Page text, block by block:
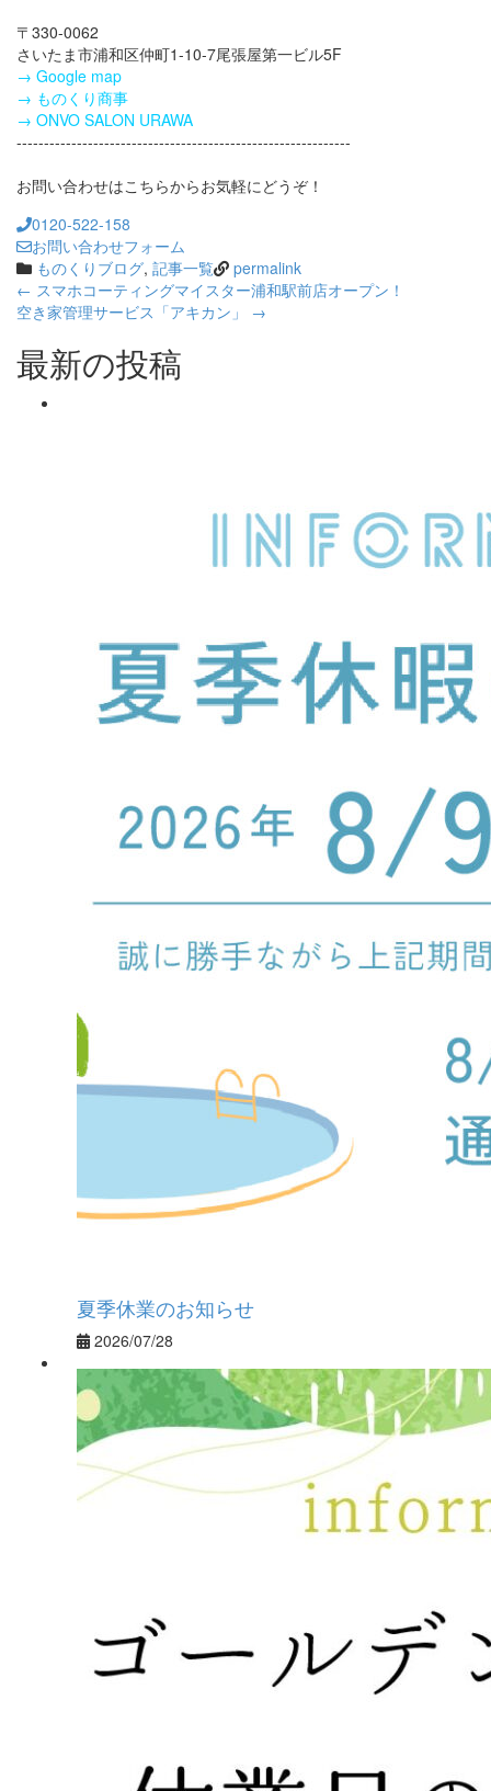
〒330-0062
さいたま市浦和区仲町1-10-7尾張屋第一ビル5F
→ Google map
→ ものくり商事
→ ONVO SALON URAWA
-------------------------------------------------------------
お問い合わせはこちらからお気軽にどうぞ！
0120-522-158
お問い合わせフォーム
ものくりブログ, 記事一覧 permalink
Post
navigation
← スマホコーティングマイスター浦和駅前店オープン！
空き家管理サービス「アキカン」 →
最新の投稿
夏季休業のお知らせ
2026/07/28